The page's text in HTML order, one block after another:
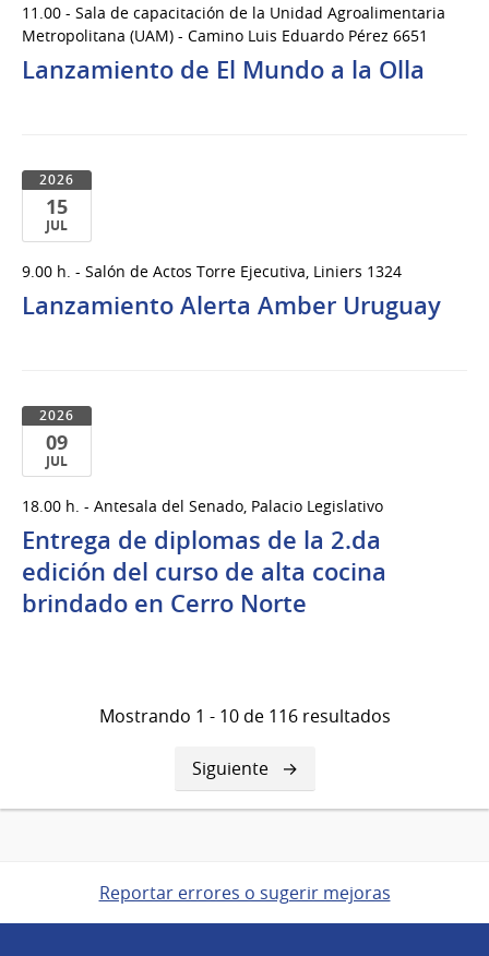
de
Jul
del
11.00 - Sala de capacitación de la Unidad Agroalimentaria
Metropolitana (UAM) - Camino Luis Eduardo Pérez 6651
Lanzamiento de El Mundo a la Olla
2026
15
JUL
de
Jul
9.00 h. - Salón de Actos Torre Ejecutiva, Liniers 1324
Lanzamiento Alerta Amber Uruguay
2026
09
JUL
de
Jul
del
2026
18.00 h. - Antesala del Senado, Palacio Legislativo
Entrega de diplomas de la 2.da
edición del curso de alta cocina
brindado en Cerro Norte
Mostrando 1 - 10 de 116 resultados
Siguiente
página
Siguiente
Reportar errores o sugerir mejoras